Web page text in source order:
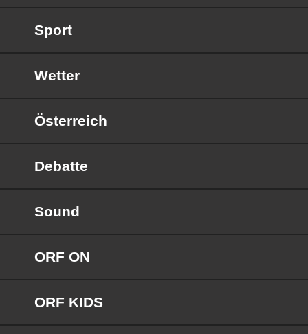
Sport
Wetter
Österreich
Debatte
Sound
ORF ON
ORF KIDS